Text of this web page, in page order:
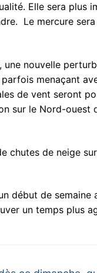
Elle sera plus
Le mercure
une nouvelle
menaçant
de vent seront
sur le Nord-
chutes de neige
début de semaine
un temps plus